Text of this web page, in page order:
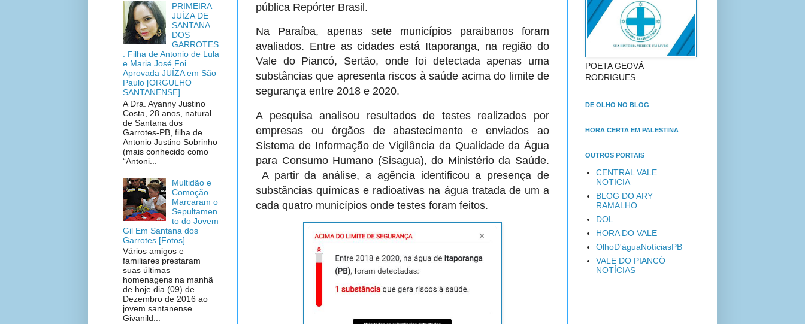
pública Repórter Brasil.
Na Paraíba, apenas sete municípios paraibanos foram
avaliados. Entre as cidades está Itaporanga, na região do
Vale do Piancó, Sertão, onde foi detectada apenas uma
substâncias que apresenta riscos à saúde acima do limite de
segurança entre 2018 e 2020.
A pesquisa analisou resultados de testes realizados por
empresas ou órgãos de abastecimento e enviados ao
Sistema de Informação de Vigilância da Qualidade da Água
para Consumo Humano (Sisagua), do Ministério da Saúde.
A partir da análise, a agência identificou a presença de
substâncias químicas e radioativas na água tratada de um a
cada quatro municípios onde testes foram feitos.
PRIMEIRA
JUÍZA DE
SANTANA
DOS
GARROTES
: Filha de Antonio de Lula
e Maria José Foi
Aprovada JUÍZA em São
Paulo [ORGULHO
SANTANENSE]
A Dra. Ayanny Justino
Costa, 28 anos, natural
de Santana dos
Garrotes-PB, filha de
Antonio Justino Sobrinho
(mais conhecido como
“Antoni...
Multidão e
Comoção
Marcaram o
Sepultamen
to do Jovem
Gil Em Santana dos
Garrotes [Fotos]
Vários amigos e
familiares prestaram
suas últimas
homenagens na manhã
de hoje dia (09) de
Dezembro de 2016 ao
jovem santanense
Givanild...
POETA GEOVÁ
RODRIGUES
DE OLHO NO BLOG
HORA CERTA EM PALESTINA
OUTROS PORTAIS
CENTRAL VALE
NOTICIA
BLOG DO ARY
RAMALHO
DOL
HORA DO VALE
OlhoD'águaNotíciasPB
VALE DO PIANCÓ
NOTÍCIAS